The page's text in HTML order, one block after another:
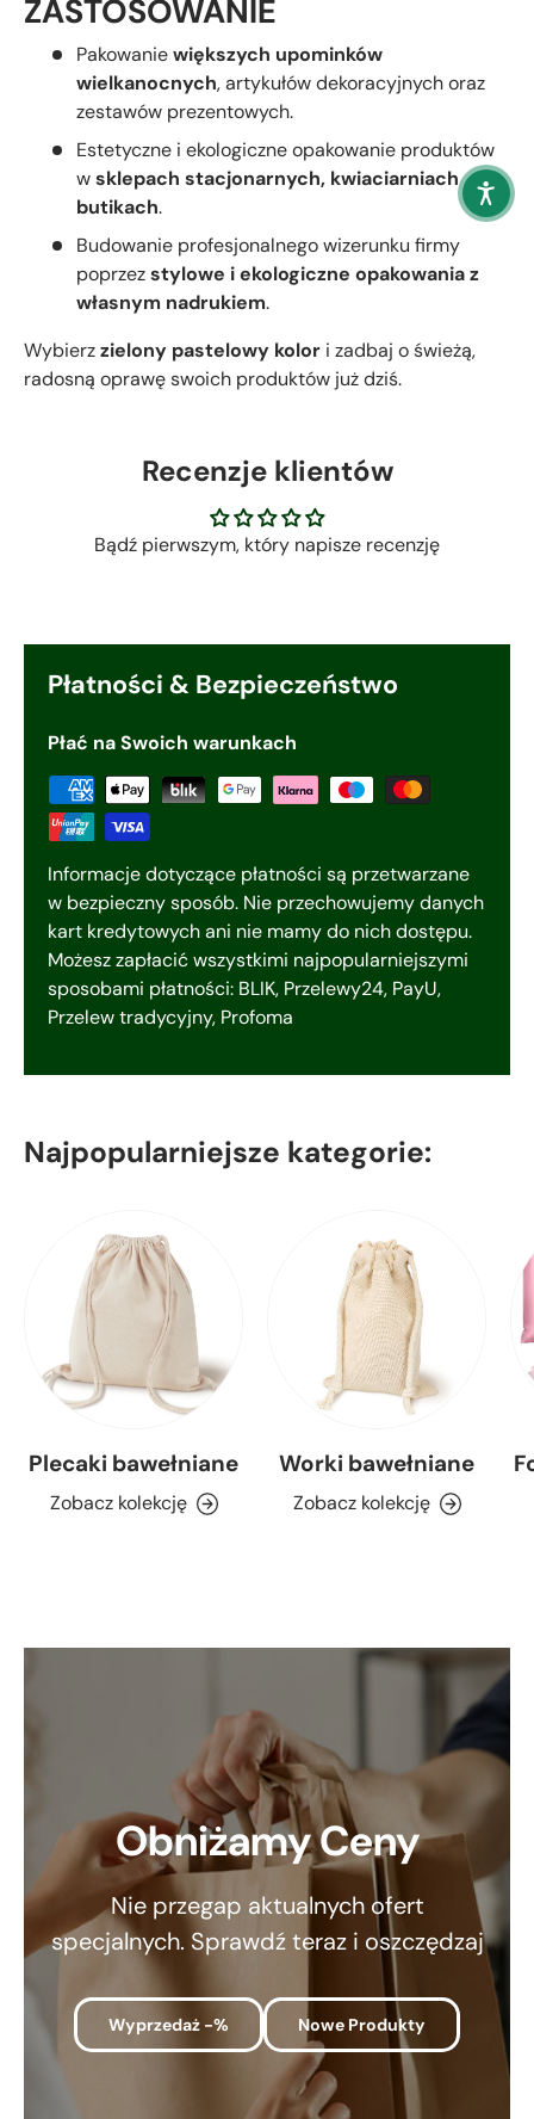
ZASTOSOWANIE
Pakowaniewiększych upominków
wielkanocnych, artykułów dekoracyjnych oraz
zestawów prezentowych.
Estetyczne i ekologiczne opakowanie produktów
wsklepach stacjonarnych, kwiaciarniach oraz
butikach.
Budowanie profesjonalnego wizerunku firmy
poprzezstylowe i ekologiczne opakowania z
własnym nadrukiem.
Wybierzzielony pastelowy kolor i zadbaj o świeżą,
radosną oprawę swoich produktów już dziś.
Recenzje klientów
Bądź pierwszym, który napisze recenzję
Płatności & Bezpieczeństwo
Płać na Swoich warunkach
Informacje dotyczące płatności są przetwarzane
w bezpieczny sposób. Nie przechowujemy danych
kart kredytowych ani nie mamy do nich dostępu.
Możesz zapłacić wszystkimi najpopularniejszymi
sposobami płatności: BLIK, Przelewy24, PayU,
Przelew tradycyjny, Profoma
Najpopularniejsze kategorie:
Plecaki bawełniane
Zobacz kolekcję
Worki bawełniane
Zobacz kolekcję
Obniżamy Ceny
Nie przegap aktualnych ofert
specjalnych. Sprawdź teraz i oszczędzaj
Wyprzedaż -% Nowe Produkty